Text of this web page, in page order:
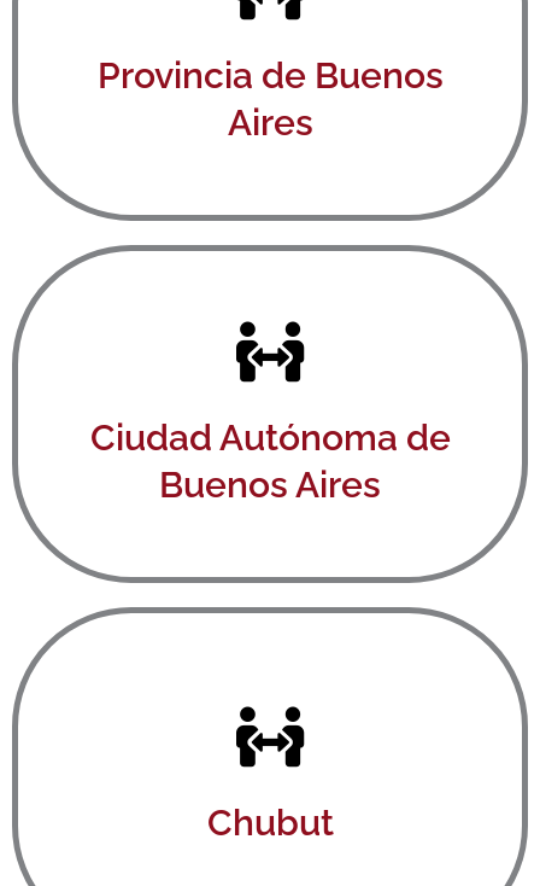
Provincia de Buenos
Aires
Ciudad Autónoma de
Buenos Aires
Chubut
Ver aquí